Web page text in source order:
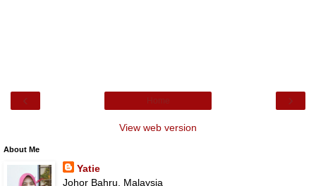
‹ ›
Home
View web version
About Me
Yatie
Johor Bahru, Malaysia